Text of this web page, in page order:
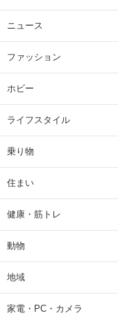
ニュース
ファッション
ホビー
ライフスタイル
乗り物
住まい
健康・筋トレ
動物
地域
家電・PC・カメラ